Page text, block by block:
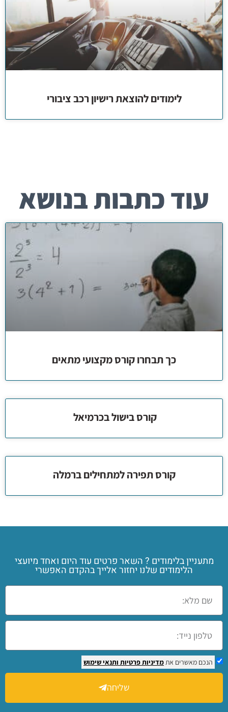
לימודים להוצאת רישיון רכב ציבורי
עוד כתבות בנושא
כך תבחרו קורס מקצועי מתאים
קורס בישול בכרמיאל
קורס תפירה למתחילים ברמלה
מתעניין בלימודים ? השאר פרטים עוד היום ואחד מיועצי
הלימודים שלנו יחזור אלייך בהקדם האפשרי
הנכם מאשרים אתמדיניות פרטיות ותנאי שימוש
שליחה